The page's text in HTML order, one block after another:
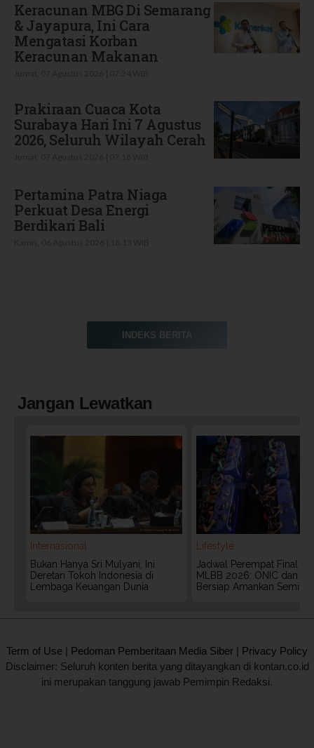
Keracunan MBG Di Semarang
& Jayapura, Ini Cara
Mengatasi Korban
Keracunan Makanan
Prakiraan Cuaca Kota
Surabaya Hari Ini 7 Agustus
2026, Seluruh Wilayah Cerah
Pertamina Patra Niaga
Perkuat Desa Energi
Berdikari Bali
INDEKS BERITA
Jangan Lewatkan
Internasional
Bukan Hanya Sri Mulyani, Ini
Deretan Tokoh Indonesia di
Lembaga Keuangan Dunia
Lifestyle
Jadwal Perempat Final
MLBB 2026: ONIC dan
Bersiap Amankan
Term of Use | Pedoman Pemberitaan Media Siber | Privacy Policy
Disclaimer: Seluruh konten berita yang ditayangkan di kontan.co.id
ini merupakan tanggung jawab Pemimpin Redaksi.